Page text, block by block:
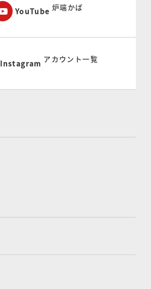
YouTube 炉端かば
Instagram アカウント一覧